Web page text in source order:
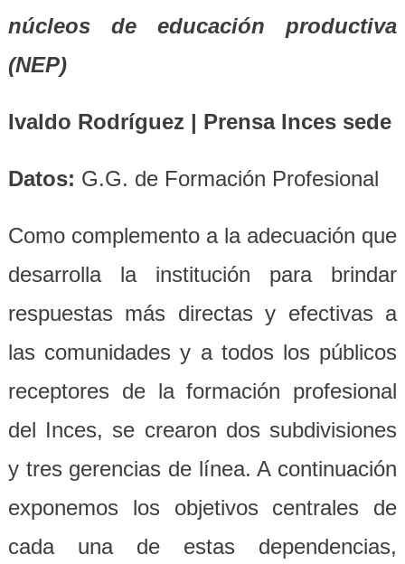
núcleos de educación productiva
(NEP)
Ivaldo Rodríguez | Prensa Inces sede
Datos: G.G. de Formación Profesional
Como complemento a la adecuación que
desarrolla la institución para brindar
respuestas más directas y efectivas a
las comunidades y a todos los públicos
receptores de la formación profesional
del Inces, se crearon dos subdivisiones
y tres gerencias de línea. A continuación
exponemos los objetivos centrales de
cada una de estas dependencias,